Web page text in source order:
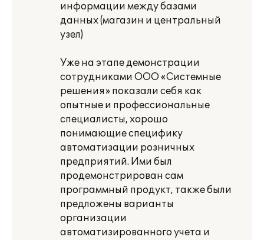
информации между базами
данных (магазин и центральный
узел)
Уже на этапе демонстрации
сотрудниками ООО «Системные
решения» показали себя как
опытные и профессиональные
специалисты, хорошо
понимающие специфику
автоматизации розничных
предприятий. Ими был
продемонстрирован сам
программный продукт, также были
предложены варианты
организации
автоматизированного учета и